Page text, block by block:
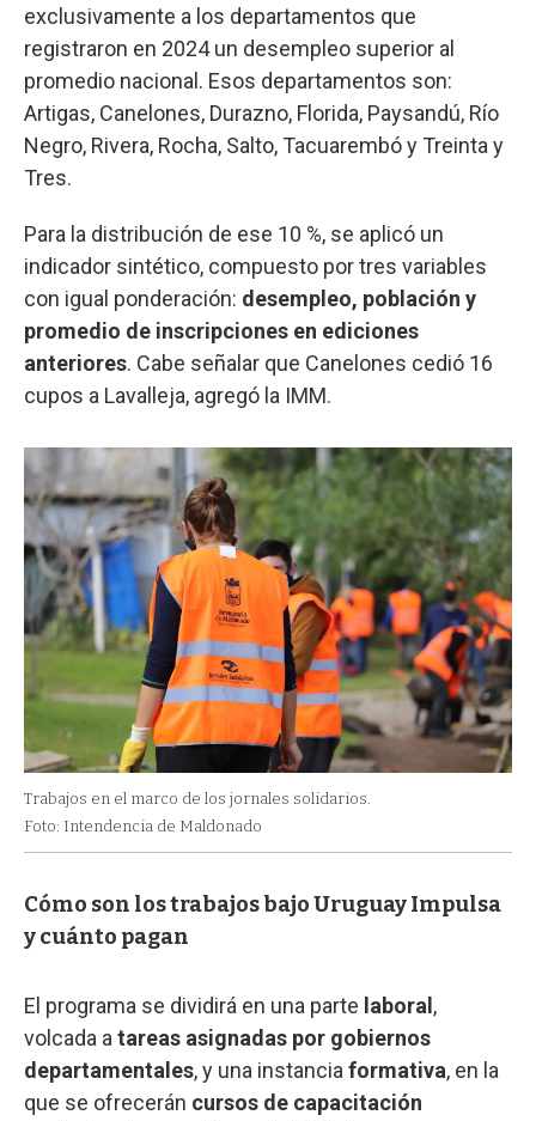
exclusivamente a los departamentos que
registraron en 2024 un desempleo superior al
promedio nacional. Esos departamentos son:
Artigas, Canelones, Durazno, Florida, Paysandú, Río
Negro, Rivera, Rocha, Salto, Tacuarembó y Treinta y
Tres.
Para la distribución de ese 10 %, se aplicó un
indicador sintético, compuesto por tres variables
con igual ponderación: desempleo, población y
promedio de inscripciones en ediciones
anteriores. Cabe señalar que Canelones cedió 16
cupos a Lavalleja, agregó la IMM.
Trabajos en el marco de los jornales solidarios.
Foto: Intendencia de Maldonado
Cómo son los trabajos bajo Uruguay Impulsa
y cuánto pagan
El programa se dividirá en una parte laboral ,
volcada a tareas asignadas por gobiernos
departamentales, y una instancia formativa, en la
que se ofrecerán cursos de capacitación